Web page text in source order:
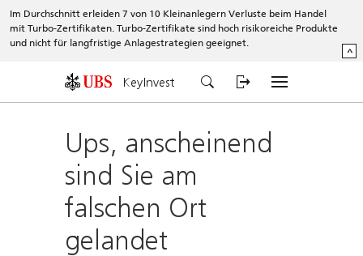
Im Durchschnitt erleiden 7 von 10 Kleinanlegern Verluste beim Handel
mit Turbo-Zertifikaten. Turbo-Zertifikate sind hoch risikoreiche Produkte
und nicht für langfristige Anlagestrategien geeignet.
^
KeyInvest
Ups, anscheinend
sind Sie am
falschen Ort
gelandet